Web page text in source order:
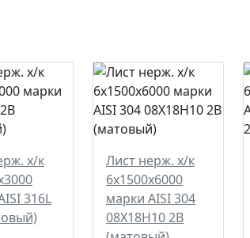
х/к
316L
Лист нерж. х/к
6х1500х6000
марки AISI 304
08Х18Н10 2B